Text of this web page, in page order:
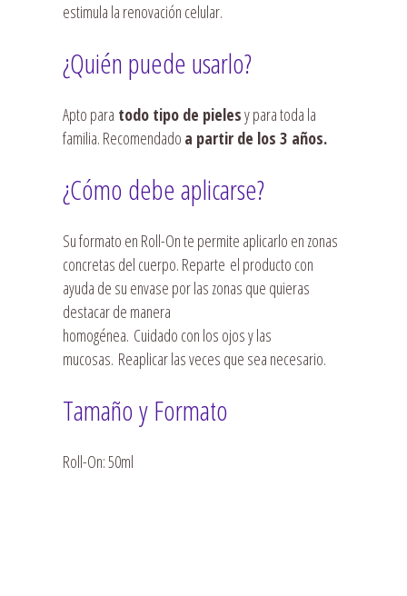
estimula la renovación celular.
¿Quién puede usarlo?
Apto para todo tipo de pielesy para toda la
familia. Recomendado a partir de los 3 años.
¿Cómo debe aplicarse?
Su formato en Roll-On te permite aplicarlo en zonas
concretas del cuerpo. Reparte el producto con
ayuda de su envase por las zonas que quieras
destacar de manera
homogénea. Cuidado con los ojos y las
mucosas. Reaplicar las veces que sea necesario.
Tamaño y Formato
Roll-On: 50ml